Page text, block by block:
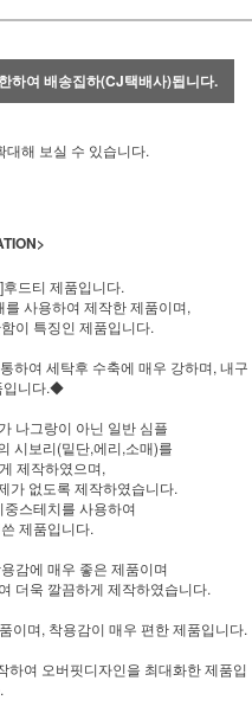
하여 배송집하(CJ택배사)됩니다.
대해 보실 수 있습니다.
드티 제품입니다.
사용하여 제작한 제품이며,
이 특징인 제품입니다.
하여 세탁후 수축에 매우 강하며, 내구
입니다.◆
나그랑이 아닌 일반 심플
시보리(밑단,에리,소매)를
제작하였으며,
가 없도록 제작하였습니다.
스테치를 사용하여
제품입니다.
감에 매우 좋은 제품이며
더욱 깔끔하게 제작하였습니다.
이며, 착용감이 매우 편한 제품입니다.
하여 오버핏디자인을 최대화한 제품입